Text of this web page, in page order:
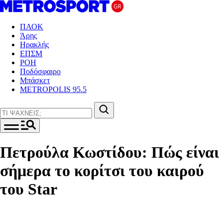
ΠΑΟΚ
Άρης
Ηρακλής
ΕΠΣΜ
ΡΟΗ
Ποδόσφαιρο
Μπάσκετ
METROPOLIS 95.5
Πετρούλα Κωστίδου: Πώς είναι
σήμερα το κορίτσι του καιρού
του Star